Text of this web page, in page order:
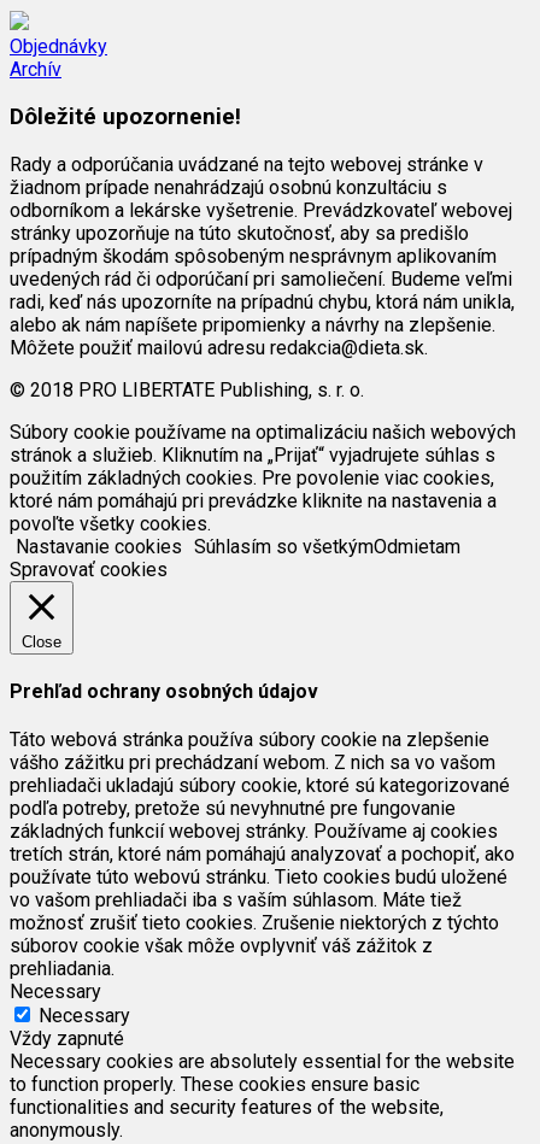
Objednávky
Archív
Dôležité upozornenie!
Rady a odporúčania uvádzané na tejto webovej stránke v
žiadnom prípade nenahrádzajú osobnú konzultáciu s
odborníkom a lekárske vyšetrenie. Prevádzkovateľ webovej
stránky upozorňuje na túto skutočnosť, aby sa predišlo
prípadným škodám spôsobeným nesprávnym aplikovaním
uvedených rád či odporúčaní pri samoliečení. Budeme veľmi
radi, keď nás upozorníte na prípadnú chybu, ktorá nám unikla,
alebo ak nám napíšete pripomienky a návrhy na zlepšenie.
Môžete použiť mailovú adresu redakcia@dieta.sk.
© 2018 PRO LIBERTATE Publishing, s. r. o.
Súbory cookie používame na optimalizáciu našich webových
stránok a služieb. Kliknutím na „Prijať“ vyjadrujete súhlas s
použitím základných cookies. Pre povolenie viac cookies,
ktoré nám pomáhajú pri prevádzke kliknite na nastavenia a
povoľte všetky cookies.
Nastavanie cookies Súhlasím so všetkýmOdmietam
Spravovať cookies
Close
Prehľad ochrany osobných údajov
Táto webová stránka používa súbory cookie na zlepšenie
vášho zážitku pri prechádzaní webom. Z nich sa vo vašom
prehliadači ukladajú súbory cookie, ktoré sú kategorizované
podľa potreby, pretože sú nevyhnutné pre fungovanie
základných funkcií webovej stránky. Používame aj cookies
tretích strán, ktoré nám pomáhajú analyzovať a pochopiť, ako
používate túto webovú stránku. Tieto cookies budú uložené
vo vašom prehliadači iba s vaším súhlasom. Máte tiež
možnosť zrušiť tieto cookies. Zrušenie niektorých z týchto
súborov cookie však môže ovplyvniť váš zážitok z
prehliadania.
Necessary
Necessary
Vždy zapnuté
Necessary cookies are absolutely essential for the website
to function properly. These cookies ensure basic
functionalities and security features of the website,
anonymously.